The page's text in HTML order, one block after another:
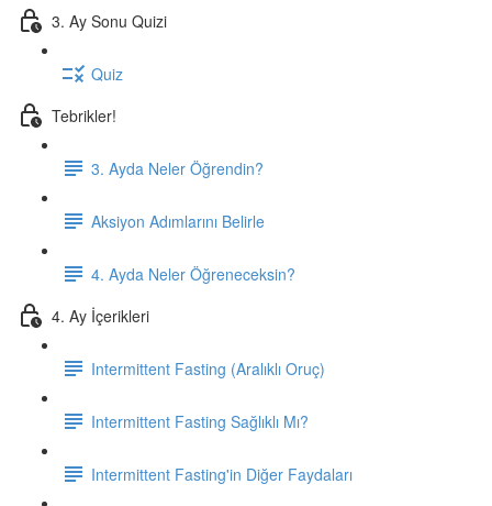
3. Ay Sonu Quizi
Quiz
Tebrikler!
3. Ayda Neler Öğrendin?
Aksiyon Adımlarını Belirle
4. Ayda Neler Öğreneceksin?
4. Ay İçerikleri
Intermittent Fasting (Aralıklı Oruç)
Intermittent Fasting Sağlıklı Mı?
Intermittent Fasting'in Diğer Faydaları